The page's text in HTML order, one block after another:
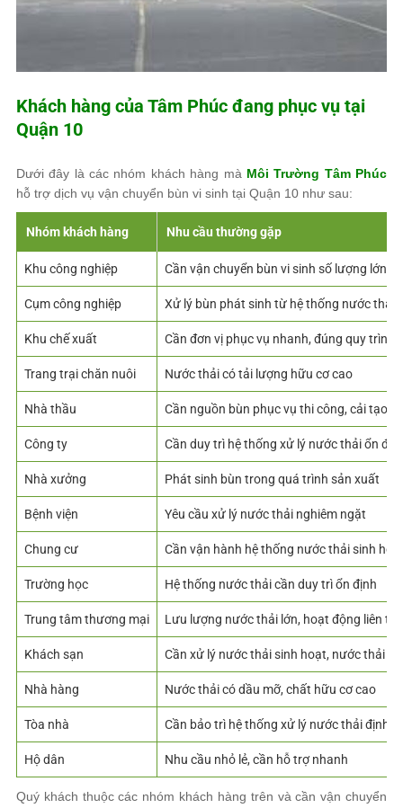
Khách hàng của Tâm Phúc đang phục vụ tại
Quận 10
Dưới đây là các nhóm khách hàng mà Môi Trường Tâm Phúc
hỗ trợ dịch vụ vận chuyển bùn vi sinh tại Quận 10 như sau:
Nhóm khách hàng Nhu cầu thường gặp
Khu công nghiệp Cần vận chuyển bùn vi sinh số lượng lớn,
Cụm công nghiệp Xử lý bùn phát sinh từ hệ thống nước thải
Khu chế xuất Cần đơn vị phục vụ nhanh, đúng quy trình
Trang trại chăn nuôi Nước thải có tải lượng hữu cơ cao
Nhà thầu Cần nguồn bùn phục vụ thi công, cải tạo
Công ty Cần duy trì hệ thống xử lý nước thải ổn
Nhà xưởng Phát sinh bùn trong quá trình sản xuất
Bệnh viện Yêu cầu xử lý nước thải nghiêm ngặt
Chung cư Cần vận hành hệ thống nước thải sinh
Trường học Hệ thống nước thải cần duy trì ổn định
Trung tâm thương mại Lưu lượng nước thải lớn, hoạt động liên tục
Khách sạn Cần xử lý nước thải sinh hoạt, nước thải
Nhà hàng Nước thải có dầu mỡ, chất hữu cơ cao
Tòa nhà Cần bảo trì hệ thống xử lý nước thải định
Hộ dân Nhu cầu nhỏ lẻ, cần hỗ trợ nhanh
Quý khách thuộc các nhóm khách hàng trên và cần vận chuyển